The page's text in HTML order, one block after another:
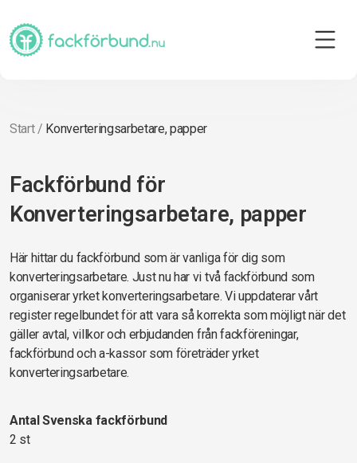
Start/ Konverteringsarbetare, papper
Fackförbund för
Konverteringsarbetare, papper
Här hittar du fackförbund som är vanliga för dig som
konverteringsarbetare. Just nu har vi två fackförbund som
organiserar yrket konverteringsarbetare. Vi uppdaterar vårt
register regelbundet för att vara så korrekta som möjligt när det
gäller avtal, villkor och erbjudanden från fackföreningar,
fackförbund och a-kassor som företräder yrket
konverteringsarbetare.
Antal Svenska fackförbund
2 st